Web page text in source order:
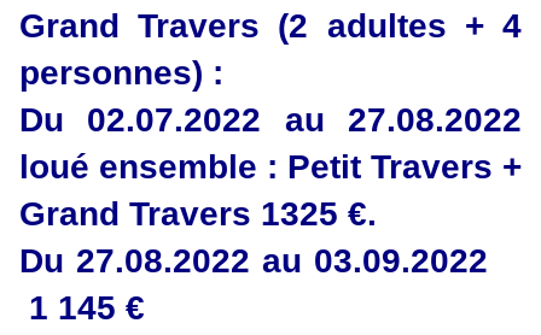
Grand Travers (2 adultes + 4
personnes) :
Du 02.07.2022 au 27.08.2022
loué ensemble : Petit Travers +
Grand Travers 1325 €.
Du 27.08.2022 au 03.09.2022
1 145 €